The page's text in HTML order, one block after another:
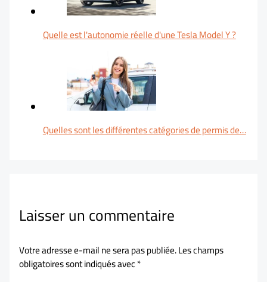
Quelle est l'autonomie réelle d'une Tesla Model Y ?
Quelles sont les différentes catégories de permis de…
Laisser un commentaire
Votre adresse e-mail ne sera pas publiée.Les champs
obligatoires sont indiqués avec*